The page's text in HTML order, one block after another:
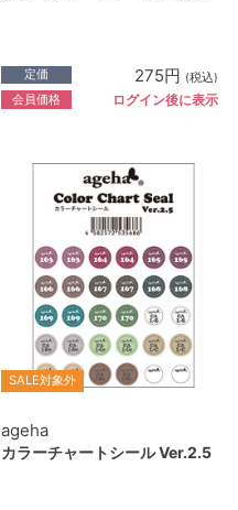
定価 275円 (税込)
会員価格 ログイン後に表示
SALE対象外
ageha
カラーチャートシール Ver.2.5